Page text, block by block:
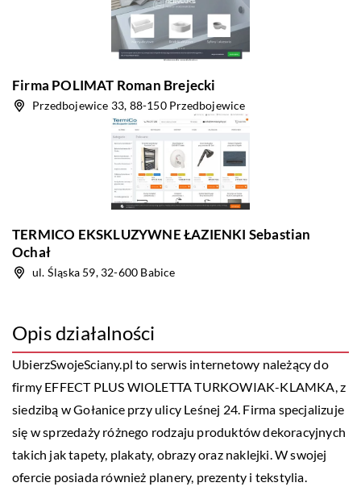
Firma POLIMAT Roman Brejecki
Przedbojewice 33, 88-150 Przedbojewice
TERMICO EKSKLUZYWNE ŁAZIENKI Sebastian
Ochał
ul. Śląska 59, 32-600 Babice
Opis działalności
UbierzSwojeSciany.pl to serwis internetowy należący do
firmy EFFECT PLUS WIOLETTA TURKOWIAK-KLAMKA, z
siedzibą w Gołanice przy ulicy Leśnej 24. Firma specjalizuje
się w sprzedaży różnego rodzaju produktów dekoracyjnych
takich jak tapety, plakaty, obrazy oraz naklejki. W swojej
ofercie posiada również planery, prezenty i tekstylia.